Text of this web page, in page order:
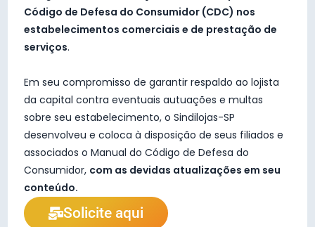
Código de Defesa do Consumidor (CDC) nos
estabelecimentos comerciais e de prestação de
serviços.
Em seu compromisso de garantir respaldo ao lojista
da capital contra eventuais autuações e multas
sobre seu estabelecimento, o Sindilojas-SP
desenvolveu e coloca à disposição de seus filiados e
associados o Manual do Código de Defesa do
Consumidor, com as devidas atualizações em seu
conteúdo.
Solicite aqui